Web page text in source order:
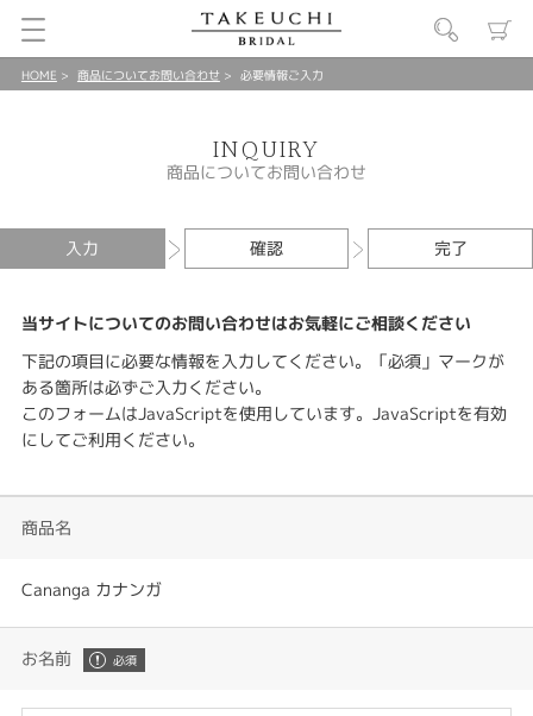
HOME 商品についてお問い合わせ 必要情報ご入力
INQUIRY
商品についてお問い合わせ
入力 確認 完了
当サイトについてのお問い合わせはお気軽にご相談ください
下記の項目に必要な情報を入力してください。「必須」マークが
ある箇所は必ずご入力ください。
このフォームはJavaScriptを使用しています。JavaScriptを有効
にしてご利用ください。
商品名
Cananga カナンガ
お名前